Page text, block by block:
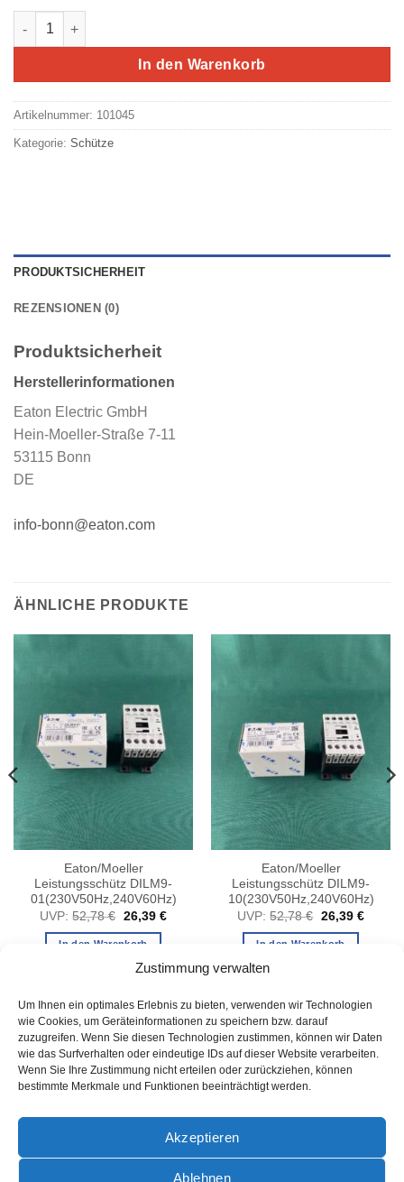
Zustimmung verwalten
Um Ihnen ein optimales Erlebnis zu bieten, verwenden wir Technologien
wie Cookies, um Geräteinformationen zu speichern bzw. darauf
zuzugreifen. Wenn Sie diesen Technologien zustimmen, können wir Daten
wie das Surfverhalten oder eindeutige IDs auf dieser Website verarbeiten.
Wenn Sie Ihre Zustimmung nicht erteilen oder zurückziehen, können
bestimmte Merkmale und Funktionen beeinträchtigt werden.
Akzeptieren
Ablehnen
Eaton/Moeller Direktstarter MSC-D-10-M17(230V50Hz) (#ETN05)
In den Warenkorb
Artikelnummer: 101045
Kategorie: Schütze
PRODUKTSICHERHEIT
REZENSIONEN (0)
Produktsicherheit
Herstellerinformationen
Eaton Electric GmbH
Hein-Moeller-Straße 7-11
53115 Bonn
DE
info-bonn@eaton.com
ÄHNLICHE PRODUKTE
Eaton/Moeller
Leistungsschütz DILM9-
01(230V50Hz,240V60Hz)
UVP: 52,78€ Ursprünglicher
war:
26,39 €Aktueller
In den Warenkorb
Eaton/Moeller
Leistungsschütz DILM9-
10(230V50Hz,240V60Hz)
UVP: 52,78€ Ursprünglicher
war:
26,39 €
In den Warenkorb